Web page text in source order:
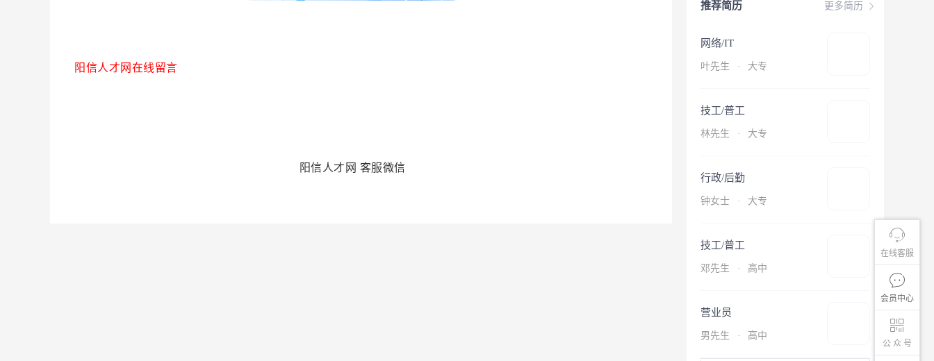
在线客服
会员中心
公 众 号
阳信人才网在线留言
阳信人才网 客服微信
更多简历
推荐简历
网络/IT
叶先生 · 大专
技工/普工
林先生 · 大专
行政/后勤
钟女士 · 大专
技工/普工
邓先生 · 高中
营业员
男先生 · 高中